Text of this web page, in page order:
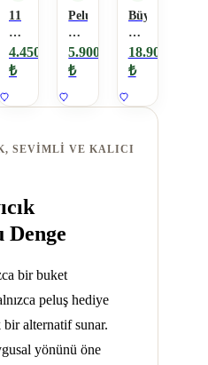
11
Gül
Ayıcık
4.450
₺
Peluş
Ayılı
21
Kırmızı
5.900
₺
Büyük
Aşklara
Büyük
Boy
Gül
Buketi
18.900
₺
SEVIMLI VE KALICI
Denge
bir buket
peluş hediye
bir alternatif sunar.
yönünü öne